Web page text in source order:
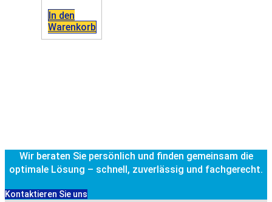
In den
Warenkorb
Wir beraten Sie persönlich und finden gemeinsam die
optimale Lösung – schnell, zuverlässig und fachgerecht.
Kontaktieren Sie uns